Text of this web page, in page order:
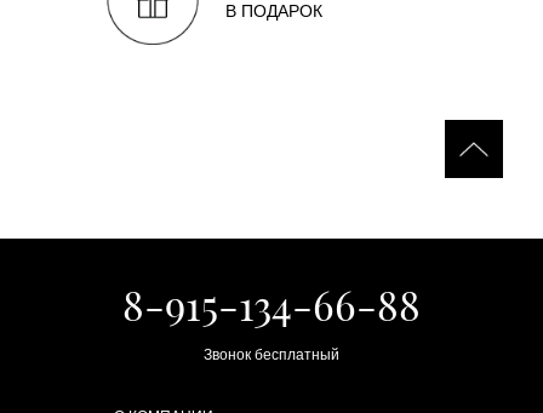
В ПОДАРОК
8-915-134-66-88
Звонок бесплатный